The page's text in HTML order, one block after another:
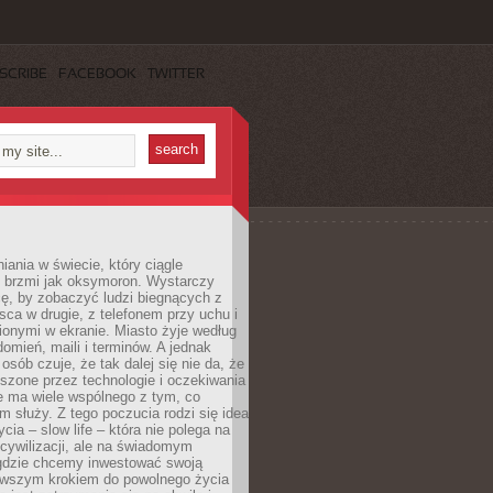
FACEBOOK TWITTER
w świecie, który ciągle
brzmi jak oksymoron. Wystarczy
by zobaczyć ludzi biegnących z
w drugie, z telefonem przy uchu i
w ekranie. Miasto żyje według
maili i terminów. A jednak
czuje, że tak dalej się nie da, że
przez technologie i oczekiwania
ma wiele wspólnego z tym, co
służy. Z tego poczucia rodzi się idea
– slow life – która nie polega na
ale na świadomym
chcemy inwestować swoją
krokiem do powolnego życia